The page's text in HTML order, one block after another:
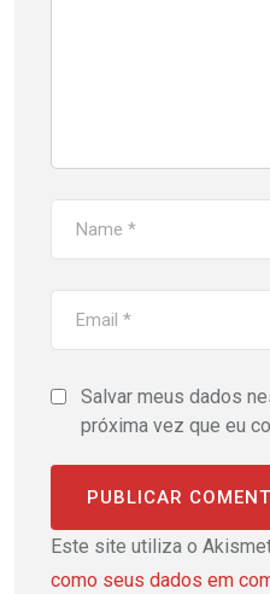
Salvar meus dados
próxima vez que eu
Este site utiliza o
como seus dados em